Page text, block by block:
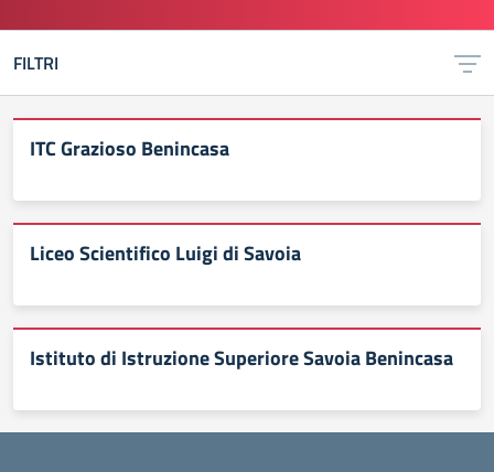
FILTRI
ITC Grazioso Benincasa
Liceo Scientifico Luigi di Savoia
Istituto di Istruzione Superiore Savoia Benincasa